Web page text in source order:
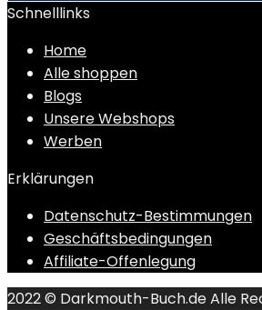
Schnelllinks
Home
Alle shoppen
Blogs
Unsere Webshops
Werben
Erklärungen
Datenschutz-Bestimmungen
Geschäftsbedingungen
Affiliate-Offenlegung
2022 © Darkmouth-Buch.de Alle